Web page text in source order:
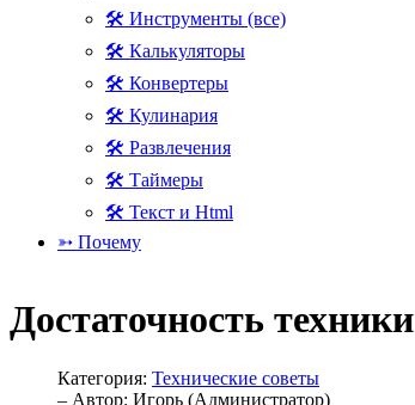
🛠 Инструменты (все)
🛠 Калькуляторы
🛠 Конвертеры
🛠 Кулинария
🛠 Развлечения
🛠 Таймеры
🛠 Текст и Html
➳ Почему
Достаточность техники
Категория: Технические советы
– Автор: Игорь (Администратор)